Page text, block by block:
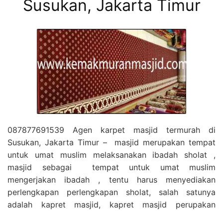
Susukan, Jakarta Timur
087877691539 Agen karpet masjid termurah di
Susukan, Jakarta Timur – masjid merupakan tempat
untuk umat muslim melaksanakan ibadah sholat ,
masjid sebagai tempat untuk umat muslim
mengerjakan ibadah , tentu harus menyediakan
perlengkapan perlengkapan sholat, salah satunya
adalah kapret masjid, kapret masjid perupakan